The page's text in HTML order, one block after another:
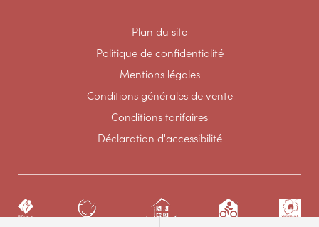
Plan du site
Politique de confidentialité
Mentions légales
Conditions générales de vente
Conditions tarifaires
Déclaration d'accessibilité